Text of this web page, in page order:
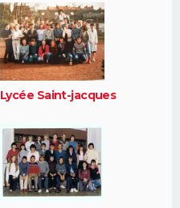
Lycée Saint-jacques